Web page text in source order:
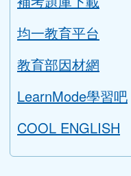
LearnMode學習吧
COOL ENGLISH
升學資訊
link to https://